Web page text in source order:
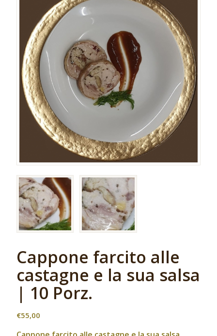
Cappone farcito alle
castagne e la sua salsa
| 10 Porz.
€55,00